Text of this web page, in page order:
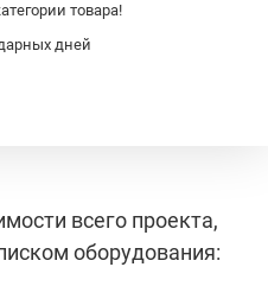
товара!
дней
всего проекта,
оборудования: